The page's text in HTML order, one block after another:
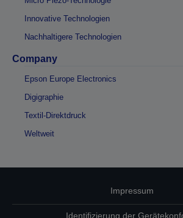
Innovative Technologien
Nachhaltigere Technologien
Company
Epson Europe Electronics
Digigraphie
Textil-Direktdruck
Weltweit
Impressum
Identifizierung der